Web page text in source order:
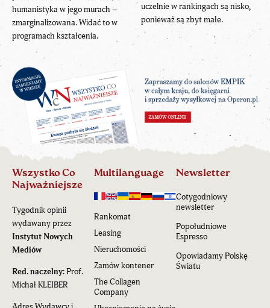
humanistyka w jego murach –
zmarginalizowana. Widać to w
programach kształcenia.
uczelnie w rankingach są nisko,
ponieważ są zbyt małe.
Wszystko Co
Najważniejsze
Tygodnik opinii
wydawany przez
Instytut Nowych
Mediów
Red. naczelny:Prof.
Michał KLEIBER
Multilanguage
Rankomat
Leasing
Nieruchomości
Zamów kontener
The Collagen
Company
Newsletter
Cotygodniowy
newsletter
Popołudniowe
Espresso
Opowiadamy Polskę
Światu